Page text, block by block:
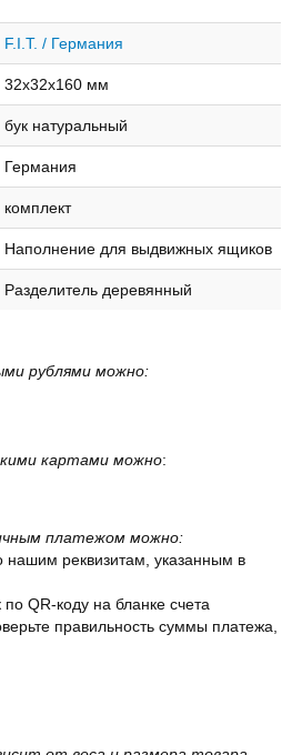
F.I.T. / Германия
32х32х160 мм
бук натуральный
Германия
комплект
Наполнение для выдвижных ящиков
Разделитель деревянный
рублями можно:
картами можно:
платежом можно:
нашим реквизитам, указанным в
QR-коду на бланке счета
правильность суммы платежа,